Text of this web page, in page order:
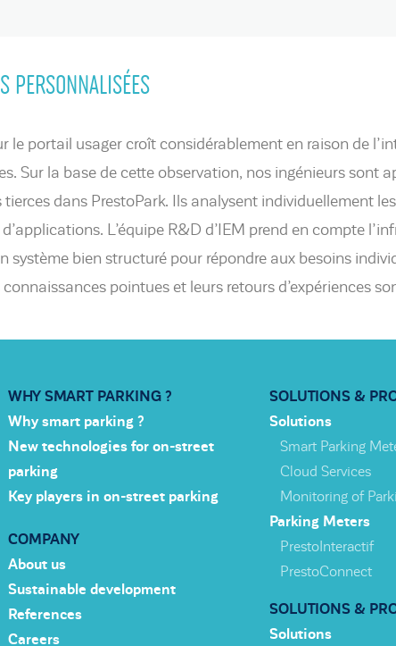
PERSONNALISÉES
le portail usager croît considérablement en raison de
Sur la base de cette observation, nos ingénieurs sont
dans PrestoPark. Ils analysent individuellement
L’équipe R&D d’IEM prend en compte
système bien structuré pour répondre aux besoins
pointues et leurs retours d’expériences
WHY SMART PARKING ?
Why smart parking ?
New technologies for on-street
parking
Key players in on-street parking
COMPANY
About us
Sustainable development
References
Careers
SOLUTIONS &
Solutions
Smart Parking
Cloud Services
Monitoring of
Parking Meters
PrestoInteractif
PrestoConnect
SOLUTIONS &
Solutions